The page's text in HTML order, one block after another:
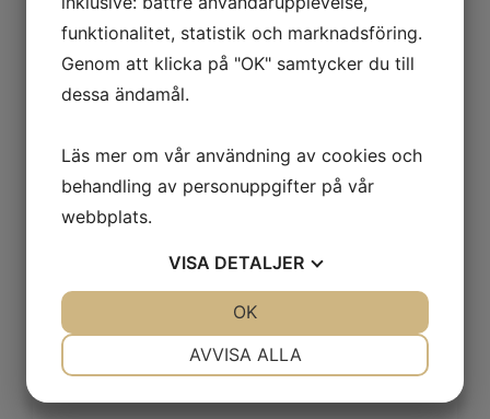
funktionalitet, statistik och marknadsföring.
Genom att klicka på "OK" samtycker du till
dessa ändamål.
Läs mer om vår användning av cookies och
behandling av personuppgifter på vår
webbplats.
VISA DETALJER
AVVISA ALLA
OK